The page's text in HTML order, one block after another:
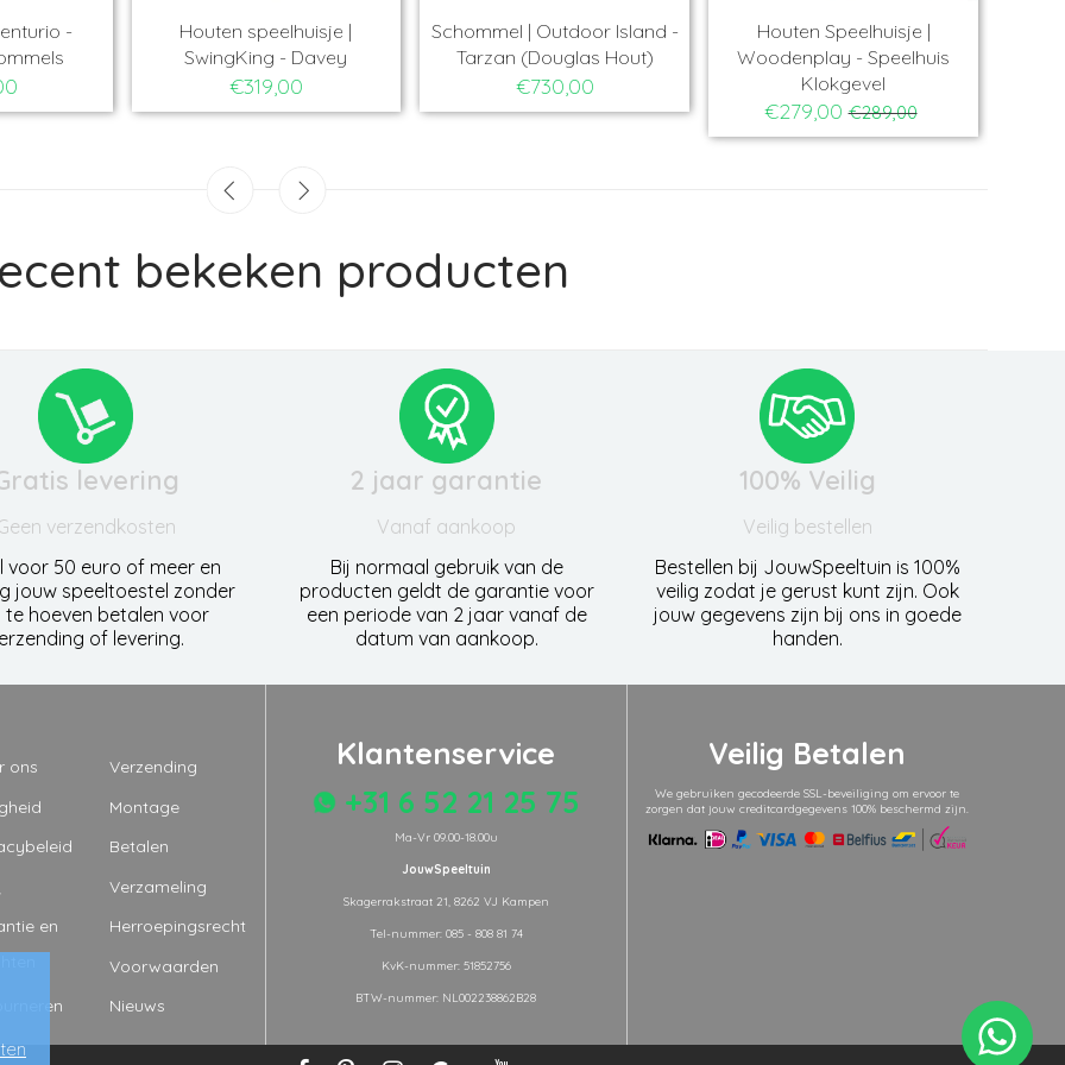
-
Houten speelhuisje |
SwingKing - Davey
€319,00
Schommel | Outdoor Island -
Tarzan (Douglas Hout)
€730,00
Houten Speelhuisje |
Woodenplay - Speelhuis
Klokgevel
€279,00 €289,00
bekeken producten
levering
verzendkosten
voor 50 euro of meer en
jouw speeltoestel zonder
te hoeven betalen voor
of levering.
2 jaar garantie
Vanaf aankoop
Bij normaal gebruik van de
producten geldt de garantie voor
een periode van 2 jaar vanaf de
datum van aankoop.
100% Veilig
Veilig bestellen
Bestellen bij JouwSpeeltuin is 100%
veilig zodat je gerust kunt zijn. Ook
jouw gegevens zijn bij ons in goede
handen.
ons
Verzending
Montage
Betalen
Verzameling
en
Herroepingsrecht
Voorwaarden
Nieuws
Klantenservice
+31 6 52 21 25 75
Ma-Vr 09.00-18.00u
JouwSpeeltuin
Skagerrakstraat 21, 8262 VJ Kampen
Tel-nummer: 085 - 808 81 74
KvK-nummer: 51852756
BTW-nummer: NL002238862B28
Veilig Betalen
We gebruiken gecodeerde SSL-beveiliging om ervoor te
zorgen dat jouw creditcardgegevens 100% beschermd zijn.